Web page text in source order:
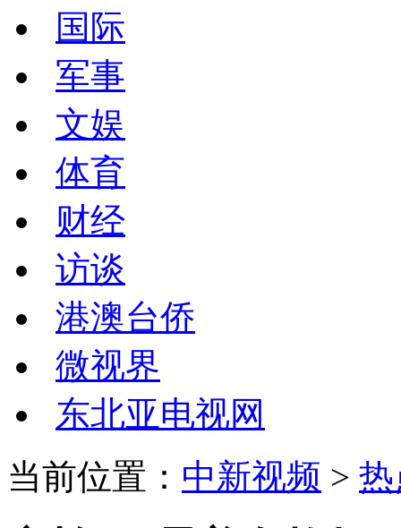
国际
军事
文娱
体育
财经
访谈
港澳台侨
微视界
东北亚电视网
当前位置： 中新视频 >